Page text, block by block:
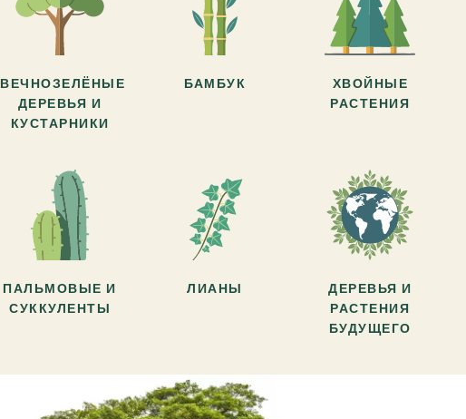
ВЕЧНОЗЕЛЁНЫЕ
ДЕРЕВЬЯ И
КУСТАРНИКИ
БАМБУК
ХВОЙНЫЕ
РАСТЕНИЯ
ПАЛЬМОВЫЕ И
СУККУЛЕНТЫ
ЛИАНЫ
ДЕРЕВЬЯ И
РАСТЕНИЯ
БУДУЩЕГО